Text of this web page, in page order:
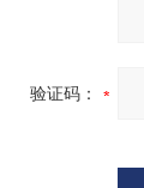
验证码：